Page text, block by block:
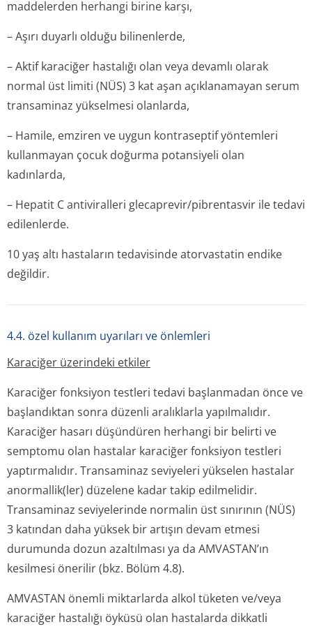
maddelerden herhangi birine karşı,
– Aşırı duyarlı olduğu bilinenlerde,
– Aktif karaciğer hastalığı olan veya devamlı olarak
normal üst limiti (NÜS) 3 kat aşan açıklanamayan serum
transaminaz yükselmesi olanlarda,
– Hamile, emziren ve uygun kontraseptif yöntemleri
kullanmayan çocuk doğurma potansiyeli olan
kadınlarda,
– Hepatit C antiviralleri glecaprevir/pi­brentasvir ile tedavi
edilenlerde.
10 yaş altı hastaların tedavisinde atorvastatin endike
değildir.
4.4. özel kullanım uyarıları ve önlemleri
Karaciğer üzerindeki etkiler
Karaciğer fonksiyon testleri tedavi başlanmadan önce ve
başlandıktan sonra düzenli aralıklarla yapılmalıdır.
Karaciğer hasarı düşündüren herhangi bir belirti ve
semptomu olan hastalar karaciğer fonksiyon testleri
yaptırmalıdır. Transaminaz seviyeleri yükselen hastalar
anormallik(ler) düzelene kadar takip edilmelidir.
Transaminaz seviyelerinde normalin üst sınırının (NÜS)
3 katından daha yüksek bir artışın devam etmesi
durumunda dozun azaltılması ya da AMVASTAN’ın
kesilmesi önerilir (bkz. Bölüm 4.8).
AMVASTAN önemli miktarlarda alkol tüketen ve/veya
karaciğer hastalığı öyküsü olan hastalarda dikkatli